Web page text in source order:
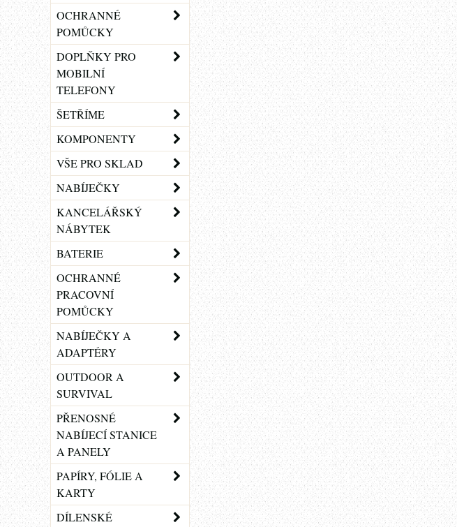
OCHRANNÉ
POMŮCKY
DOPLŇKY PRO
MOBILNÍ
TELEFONY
ŠETŘÍME
KOMPONENTY
VŠE PRO SKLAD
NABÍJEČKY
KANCELÁŘSKÝ
NÁBYTEK
BATERIE
OCHRANNÉ
PRACOVNÍ
POMŮCKY
NABÍJEČKY A
ADAPTÉRY
OUTDOOR A
SURVIVAL
PŘENOSNÉ
NABÍJECÍ STANICE
A PANELY
PAPÍRY, FÓLIE A
KARTY
DÍLENSKÉ